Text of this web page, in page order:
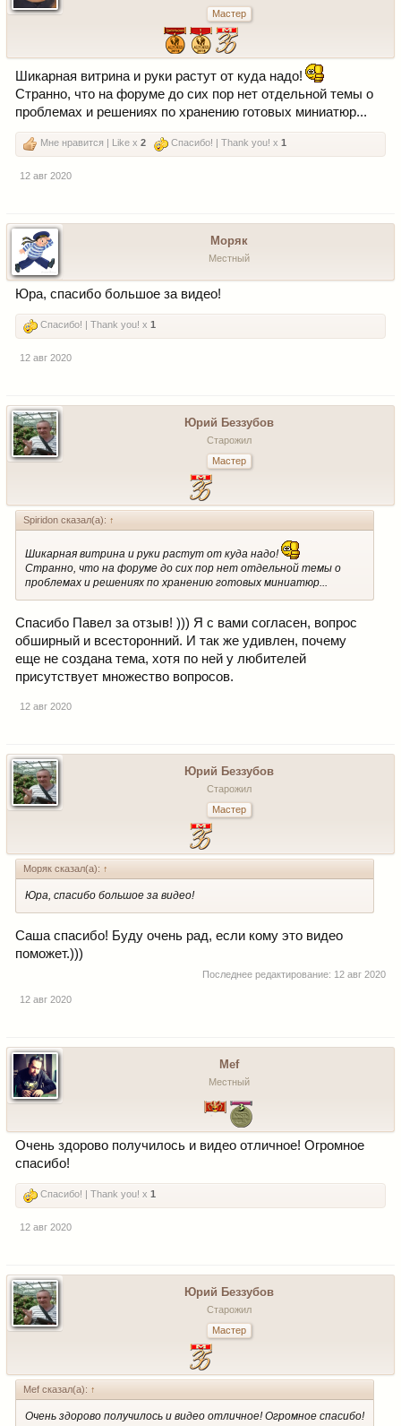
Мастер
Шикарная витрина и руки растут от куда надо!
Странно, что на форуме до сих пор нет отдельной темы о
проблемах и решениях по хранению готовых миниатюр...
Мне нравится | Like x 2 Спасибо! | Thank you! x 1
12 авг 2020
Моряк
Местный
Юра, спасибо большое за видео!
Спасибо! | Thank you! x 1
12 авг 2020
Юрий Беззубов
Старожил
Мастер
Spiridon сказал(а): ↑
Шикарная витрина и руки растут от куда надо!
Странно, что на форуме до сих пор нет отдельной темы о
проблемах и решениях по хранению готовых миниатюр...
Спасибо Павел за отзыв! ))) Я с вами согласен, вопрос
обширный и всесторонний. И так же удивлен, почему
еще не создана тема, хотя по ней у любителей
присутствует множество вопросов.
12 авг 2020
Юрий Беззубов
Старожил
Мастер
Моряк сказал(а): ↑
Юра, спасибо большое за видео!
Саша спасибо! Буду очень рад, если кому это видео
поможет.)))
Последнее редактирование: 12 авг 2020
12 авг 2020
Mef
Местный
Очень здорово получилось и видео отличное! Огромное
спасибо!
Спасибо! | Thank you! x 1
12 авг 2020
Юрий Беззубов
Старожил
Мастер
Mef сказал(а): ↑
Очень здорово получилось и видео отличное! Огромное спасибо!